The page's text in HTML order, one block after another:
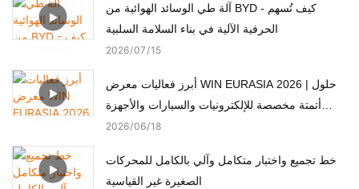
آلة طي الوسائد الهوائية من BYD - كيف تُسهم
الحرفية الآلية في بناء السلامة السلبية
2026 07 15
أبرز فعاليات معرض WIN EURASIA 2026 | حلول
أتمتة مخصصة للإلكترونيات والسيارات والأجهزة
الطبية والمحركات
2026 06 18
خط تجميع واختبار متكامل وآلي بالكامل للمحركات
الصغيرة غير القياسية